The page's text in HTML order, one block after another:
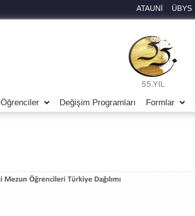
ATAUNİ ÜBYS
55.YIL
Öğrenciler Değişim Programları Formlar